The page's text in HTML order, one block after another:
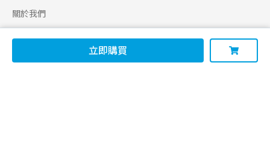
立即購買
關於我們
合作申請